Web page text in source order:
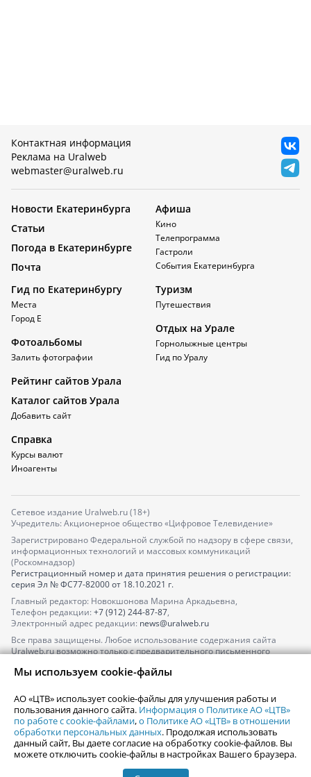
Контактная информация
Реклама на Uralweb
webmaster@uralweb.ru
Новости Екатеринбурга
Статьи
Погода в Екатеринбурге
Почта
Афиша
Кино
Телепрограмма
Гастроли
События Екатеринбурга
Гид по Екатеринбургу
Места
Город Е
Фотоальбомы
Залить фотографии
Туризм
Путешествия
Отдых на Урале
Горнолыжные центры
Гид по Уралу
Рейтинг сайтов Урала
Каталог сайтов Урала
Добавить сайт
Справка
Курсы валют
Иноагенты
Сетевое издание Uralweb.ru (18+)
Учредитель: Акционерное общество «Цифровое Телевидение»
Зарегистрировано Федеральной службой по надзору в сфере связи,
информационных технологий и массовых коммуникаций
(Роскомнадзор)
Регистрационный номер и дата принятия решения о регистрации:
серия Эл № ФС77-82000от 18.10.2021 г.
Главный редактор: Новокшонова Марина Аркадьевна,
Телефон редакции: +7 (912) 244-87-87,
Электронный адрес редакции: news@uralweb.ru
Все права защищены. Любое использование содержания сайта
Uralweb.ru возможно только с предварительного письменного
По вопросам размещения рекламы обращайтесь по тел.
По вопросам размещения информации в разделе «Афиша»
afisha@uralweb.ru
Пользовательское соглашение на использование сайта
Политика АО «ЦТВ» в отношении обработки персональных данных
Мы используем cookie-файлы
АО «ЦТВ» использует cookie-файлы для улучшения работы и
пользования данного сайта. Информация о Политике АО «ЦТВ»
по работе с cookie-файлами,о Политике АО «ЦТВ» в отношении
обработки персональных данных. Продолжая использовать
данный сайт, Вы даете согласие на обработку cookie-файлов. Вы
можете отключить cookie-файлы в настройках Вашего браузера.